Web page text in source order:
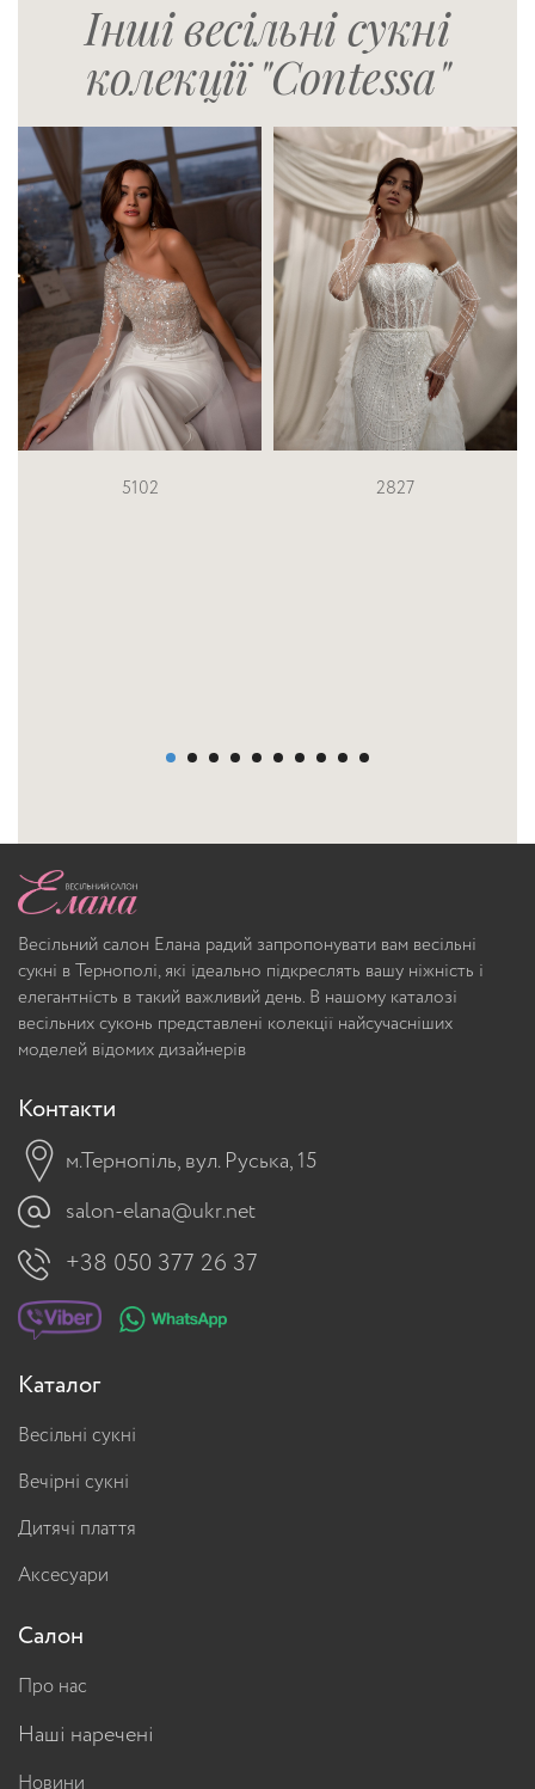
Інші весільні сукні
колекції "Contessa"
2827 S-533-CINDY
Весільний салон Елана радий запропонувати вам весільні
сукні в Тернополі, які ідеально підкреслять вашу ніжність і
елегантність в такий важливий день. В нашому каталозі
весільних суконь представлені колекції найсучасніших
моделей відомих дизайнерів
Контакти
м.Тернопіль, вул. Руська, 15
salon-elana@ukr.net
+38 050 377 26 37
Каталог
Весільні сукні
Вечірні сукні
Дитячі плаття
Аксесуари
Салон
Про нас
Наші наречені
Новини